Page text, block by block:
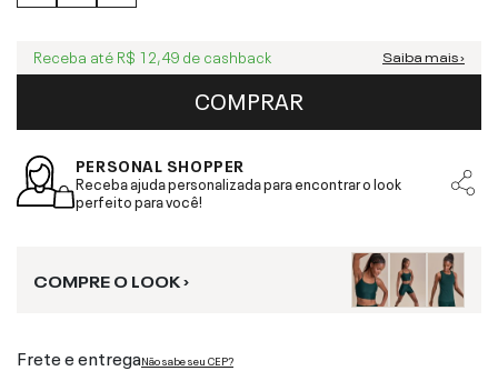
Receba até R$ 12,49 de cashback Saiba mais ›
COMPRAR
PERSONAL SHOPPER
Receba ajuda personalizada para encontrar o look
perfeito para você!
COMPRE O LOOK ›
Frete e entregaNão sabe seu CEP?